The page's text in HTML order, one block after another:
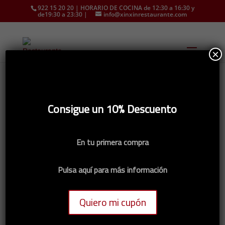
922 15 20 20 | HORARIO DE COCINA de 12:30 a 16:30 y
de19:30 a 23:30 | info@xinxinrestaurante.com
OSTRAS
82. GAMBAS CON
SALSA OSTRAS
Gambas al wok con salsa de ostras y salteado
de verduras (cebolla, zanahoria, calabacin,
Consigue un 10% Descuento
En tu primera compra
Pulsa aquí para más información
Quiero mi cupón
×